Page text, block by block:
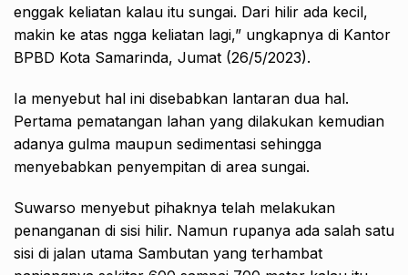
enggak keliatan kalau itu sungai. Dari hilir ada kecil,
makin ke atas ngga keliatan lagi,” ungkapnya di Kantor
BPBD Kota Samarinda, Jumat (26/5/2023).
Ia menyebut hal ini disebabkan lantaran dua hal.
Pertama pematangan lahan yang dilakukan kemudian
adanya gulma maupun sedimentasi sehingga
menyebabkan penyempitan di area sungai.
Suwarso menyebut pihaknya telah melakukan
penanganan di sisi hilir. Namun rupanya ada salah satu
sisi di jalan utama Sambutan yang terhambat